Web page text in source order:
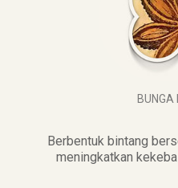
BUNGA
Berbentuk bintang
meningkatkan